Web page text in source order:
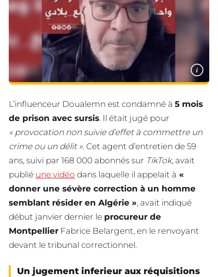
i
L’influenceur Doualemn est condamné à 5 mois
de prison avec sursis. Il était jugé pour
« provocation non suivie d’effet à commettre un
crime ou un délit ». Cet agent d’entretien de 59
ans, suivi par 168 000 abonnés sur TikTok, avait
publié une vidéo dans laquelle il appelait à «
donner une sévère correction à un homme
semblant résider en Algérie », avait indiqué
début janvier dernier le procureur de
Montpellier Fabrice Belargent, en le renvoyant
devant le tribunal correctionnel.
Un jugement inferieur aux réquisitions